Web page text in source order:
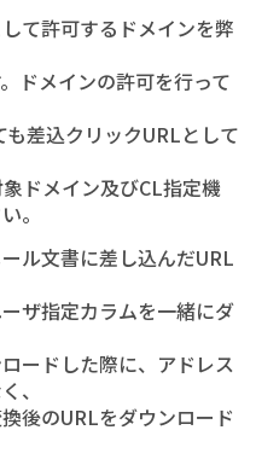
て許可するドメインを弊
メインの許可を行って
差込クリックURLとして
メイン及びCL指定機
。
ル文書に差し込んだURL
ザ指定カラムを一緒にダ
ドした際に、アドレス
、
のURLをダウンロード